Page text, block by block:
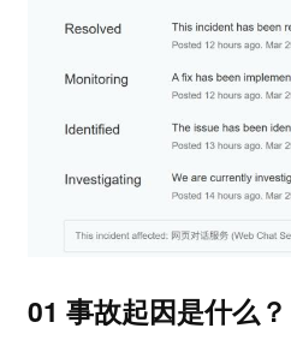
01 事故起因是什么？